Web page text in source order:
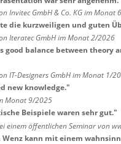
Invitec GmbH & Co. KG im Monat
die kurzweiligen und guten
Iteratec GmbH im Monat 2/2026
good balance between
IT-Designers GmbH im Monat 1/
new knowledge."
Monat 9/2025
Beispiele waren sehr gut."
einem öffentlichen Seminar von
kann mit einem